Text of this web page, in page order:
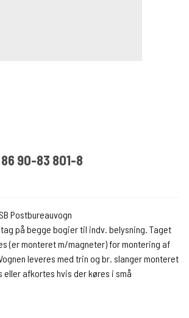
90-83 801-8
Postbureauvogn
på begge bogier til indv. belysning. Taget
(er monteret m/magneter) for montering af
leveres med trin og br. slanger monteret
eller afkortes hvis der køres i små